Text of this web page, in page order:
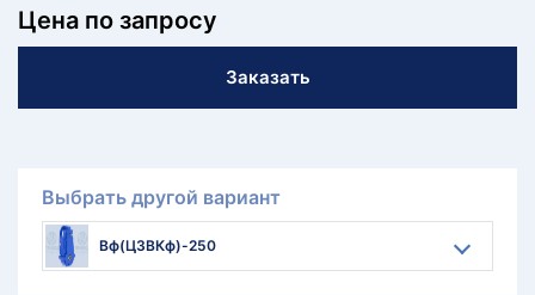
Цена по запросу
Заказать
Выбрать другой вариант
Вф(Ц3ВКф)-250